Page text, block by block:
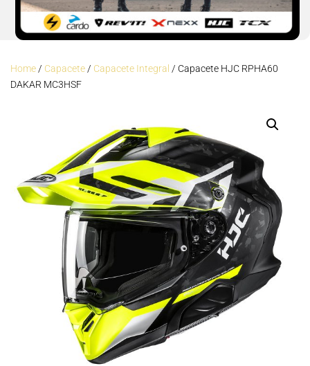
Home/ Capacete/ Capacete Integral / Capacete HJC RPHA60
DAKAR MC3HSF